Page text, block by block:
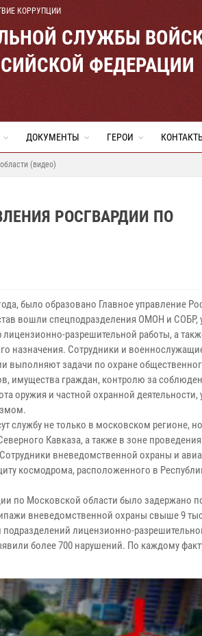
КОРРУПЦИИ
СЛУЖБЫ
ФЕДЕРАЦИИ
ДОКУМЕНТЫ ГЕРОИ
(видео)
РОСГВАРДИИ ПО
было образовано Главное управление
вошли спецподразделения ОМОН и СОБР,
разрешительной работы, а
назначения. Сотрудники и
выполняют задачи по охране
имущества граждан, контролю за
оружия и частной охранной деятельности,
службу не только в московском регионе,
Кавказа, а также в зоне проведения
вневедомственной охраны и
космодрома, расположенного в
по Московской области было задержано
вневедомственной охраны свыше 9
лицензионно-
более 700 нарушений. По каждому